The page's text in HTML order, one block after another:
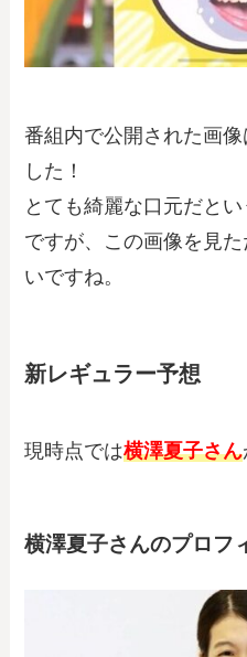
番組内で公開された画像
した！
とても綺麗な口元だとい
ですが、この画像を見
いですね。
新レギュラー予想
現時点では横澤夏子さん
横澤夏子さんのプロフ